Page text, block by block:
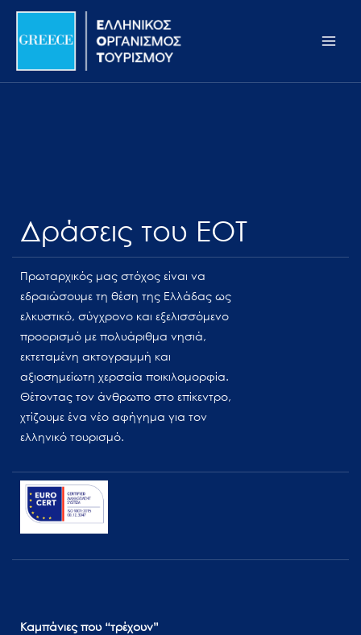
Σημείωση:
ιστότοπος
Μετάβαση
περιεχόμενο
Δράσεις του ΕΟΤ
Πρωταρχικός μας στόχος είναι να
εδραιώσουμε τη θέση της Ελλάδας ως
ελκυστικό, σύγχρονο και εξελισσόμενο
προορισμό με πολυάριθμα νησιά,
εκτεταμένη ακτογραμμή και
αξιοσημείωτη χερσαία ποικιλομορφία.
Θέτοντας τον άνθρωπο στο επίκεντρο,
χτίζουμε ένα νέο αφήγημα για τον
ελληνικό τουρισμό.
Καμπάνιες που “τρέχουν”